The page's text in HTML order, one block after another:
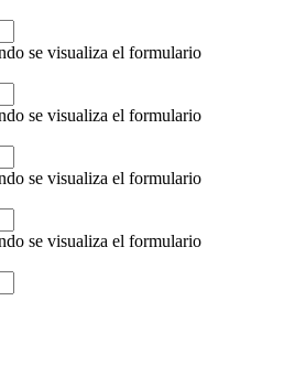
se visualiza el formulario
se visualiza el formulario
se visualiza el formulario
se visualiza el formulario